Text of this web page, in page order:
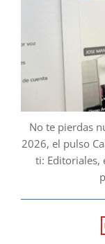
No te pierdas
2026, el pulso
ti: Editoriales,